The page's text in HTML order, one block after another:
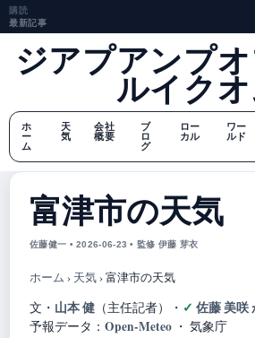
購読
最新記事
ジアプアンプ
ルイク
ホ
ー
ム
天
気
会社
概要
ブ
ロ
グ
ロー
カル
ワー
ルド
富津市の天気
佐藤健一 • 2026-06-23 • 監修 伊藤 芽衣
ホーム › 天気›富津市の天気
文・ 山本 健 （主任記者） ・ 佐藤 美咲
予報データ： Open-Meteo ・ 気象庁